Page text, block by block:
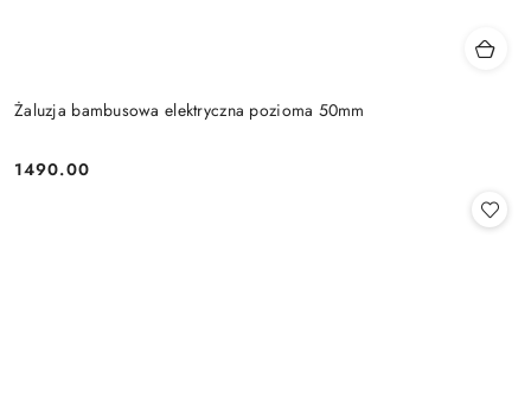
Żaluzja bambusowa elektryczna pozioma 50mm
Cena:
1490.00